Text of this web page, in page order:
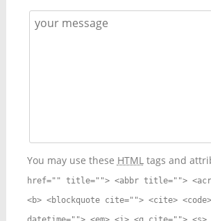
You may use these HTMLtags and
href="" title=""> <abbr title="">
<b> <blockquote cite=""> <cite>